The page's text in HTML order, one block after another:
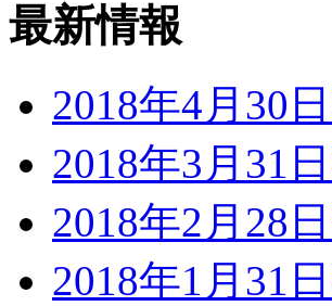
最新情報
2018年4月30
2018年3月31
2018年2月28
2018年1月31